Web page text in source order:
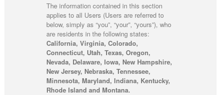
The information contained in this section
applies to all Users (Users are referred to
below, simply as “you”, “your”, “yours”), who
are residents in the following states:
California, Virginia, Colorado,
Connecticut, Utah, Texas, Oregon,
Nevada, Delaware, Iowa, New Hampshire,
New Jersey, Nebraska, Tennessee,
Minnesota, Maryland, Indiana, Kentucky,
Rhode Island and Montana.